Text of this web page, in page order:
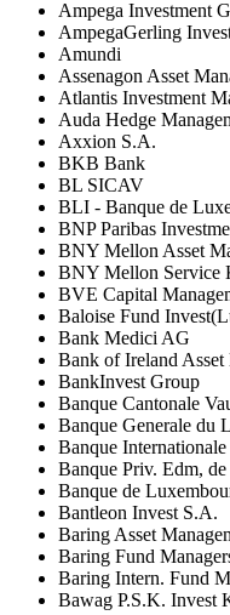
Ampega Investment
AmpegaGerling
Amundi
Assenagon Asset
Atlantis Investment
Auda Hedge
Axxion S.A.
BKB Bank
BL SICAV
BLI - Banque de
BNP Paribas
BNY Mellon Asset
BNY Mellon Service
BVE Capital
Baloise Fund
Bank Medici AG
Bank of Ireland Asset
BankInvest Group
Banque Cantonale
Banque Generale du
Banque
Banque Priv. Edm,
Banque de
Bantleon Invest S.A.
Baring Asset
Baring Fund
Baring Intern. Fund
Bawag P.S.K. Invest